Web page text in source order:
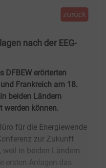
zurück
nach der EEG-
DFBEW erörterten
Frankreich am 18.
beiden Ländern
werden können.
für die Energiewende
zur Zukunft
in beiden Ländern
ersten Anlagen das